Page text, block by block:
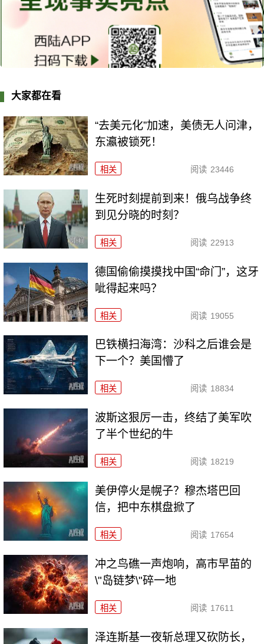
大家都在看
“去美元化”加速，美债无人问津，
东瀛被锁死！
相关 阅读 23446
生死时刻提前到来！俄乌战争终
到见分晓的时刻？
相关 阅读 22913
德国偷偷摸摸找中国“命门”，这牙
呲得起来吗？
相关 阅读 19055
巴铁横扫海湾：沙科之后谁会是
下一个？美国懵了
相关 阅读 18834
波斯这狠厉一击，终结了美军吹
了半个世纪的牛
相关 阅读 18219
美伊停火是幌子？穆杰塔巴回
信，把中东棋盘掀了
相关 阅读 17654
冲之鸟礁一声炮响，高市早苗的
\"岛链梦\"碎一地
相关 阅读 17611
泽连斯基一夜斩总理又砍防长，